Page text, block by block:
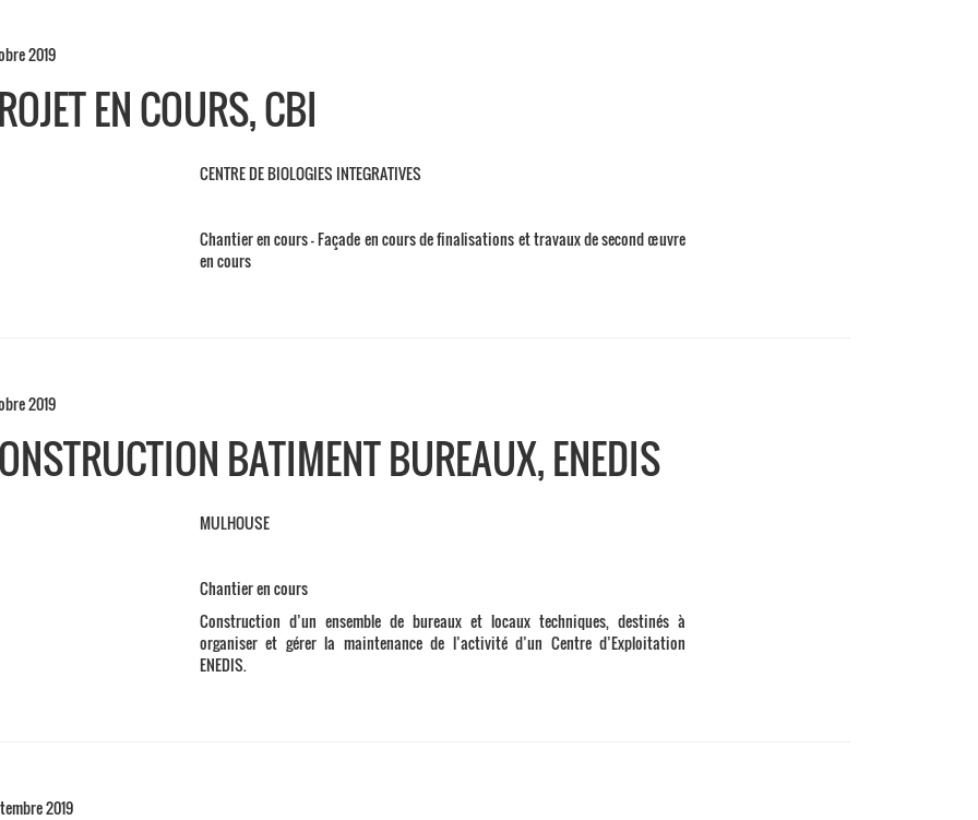
2019
EN COURS, CBI
CENTRE DE BIOLOGIES INTEGRATIVES
Chantier en cours – Façade en cours de finalisations et travaux de second œuvre
en cours
2019
BATIMENT BUREAUX, ENEDIS
MULHOUSE
Chantier en cours
Construction d’un ensemble de bureaux et locaux techniques, destinés à
organiser et gérer la maintenance de l’activité d’un Centre d’Exploitation
ENEDIS.
2019